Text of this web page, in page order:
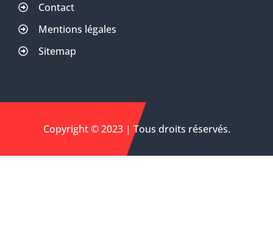
Contact
Mentions légales
Sitemap
Copyright © 2023 | Tous droits réservés.